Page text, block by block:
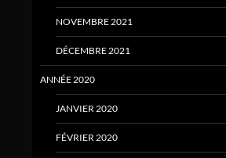
NOVEMBRE 2021
DÉCEMBRE 2021
ANNÉE 2020
JANVIER 2020
FÉVRIER 2020